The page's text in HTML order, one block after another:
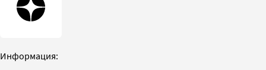
Информация: